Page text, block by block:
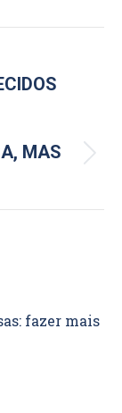
MAS
fazer mais